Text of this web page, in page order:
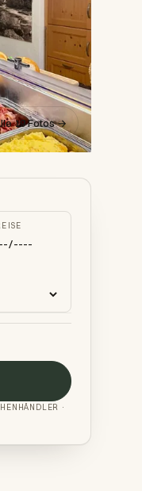
19 Fotos →
·